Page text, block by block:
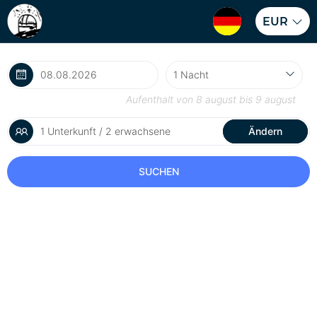
EUR
Aufenthalt von 8 august bis 9 august
1 Unterkunft / 2 erwachsene Ändern